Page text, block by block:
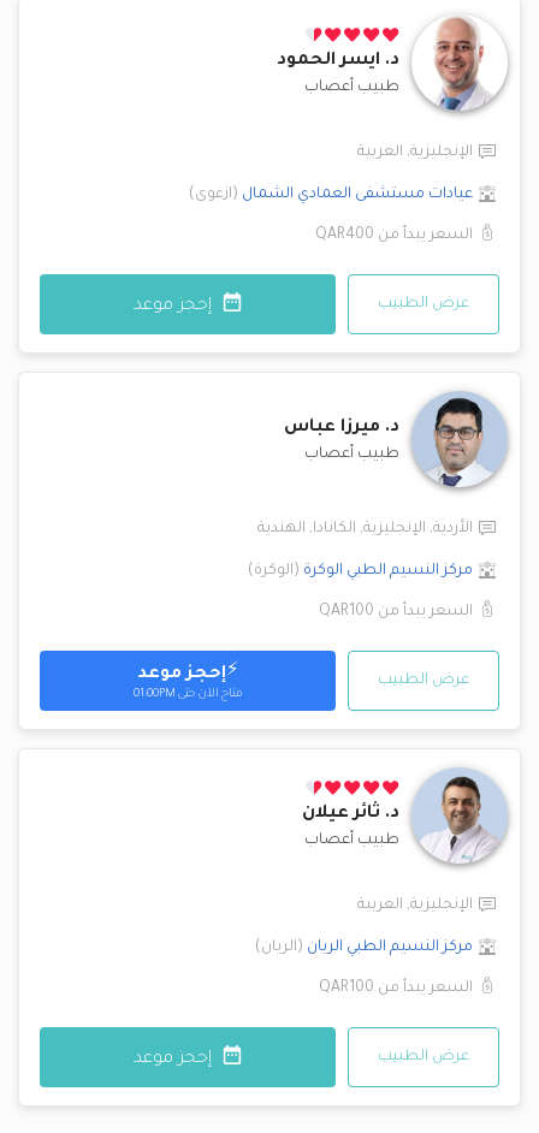
د. ايسر الحمود
طبيب أعصاب
الإنجليزية, العربية
عيادات مستشفى العمادي الشمال (ازغوى)
السعر يبدأ من QAR400
عرض الطبيب إحجز موعد
د. ميرزا عباس
طبيب أعصاب
الأردية, الإنجليزية, الكانادا, الهندية
مركز النسيم الطبي الوكرة (الوكرة)
السعر يبدأ من QAR100
عرض الطبيب ⚡إحجز موعد
متاح الآن حتى 01:00PM
د. ثائر عيلان
طبيب أعصاب
الإنجليزية, العربية
مركز النسيم الطبي الريان (الريان)
السعر يبدأ من QAR100
عرض الطبيب إحجز موعد